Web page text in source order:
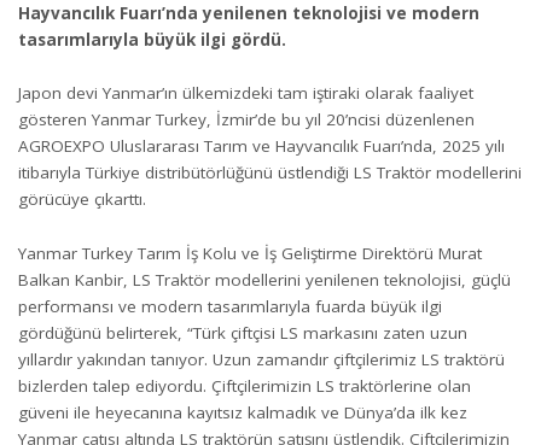
Hayvancılık Fuarı’nda yenilenen teknolojisi ve modern
tasarımlarıyla büyük ilgi gördü.
Japon devi Yanmar’ın ülkemizdeki tam iştiraki olarak faaliyet
gösteren Yanmar Turkey, İzmir’de bu yıl 20’ncisi düzenlenen
AGROEXPO Uluslararası Tarım ve Hayvancılık Fuarı’nda, 2025 yılı
itibarıyla Türkiye distribütörlüğünü üstlendiği LS Traktör modellerini
görücüye çıkarttı.
Yanmar Turkey Tarım İş Kolu ve İş Geliştirme Direktörü Murat
Balkan Kanbir, LS Traktör modellerini yenilenen teknolojisi, güçlü
performansı ve modern tasarımlarıyla fuarda büyük ilgi
gördüğünü belirterek, “Türk çiftçisi LS markasını zaten uzun
yıllardır yakından tanıyor. Uzun zamandır çiftçilerimiz LS traktörü
bizlerden talep ediyordu. Çiftçilerimizin LS traktörlerine olan
güveni ile heyecanına kayıtsız kalmadık ve Dünya’da ilk kez
Yanmar çatısı altında LS traktörün satışını üstlendik. Çiftçilerimizin